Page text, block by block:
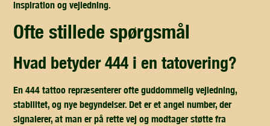
inspiration og vejledning.
ofte stillede spørgsmål
hvad betyder 444 i en tatovering?
En 444 tattoo repræsenterer ofte guddommelig vejledning,
stabilitet, og nye begyndelser. Det er et angel number, der
signalerer, at man er på rette vej og modtager støtte fra